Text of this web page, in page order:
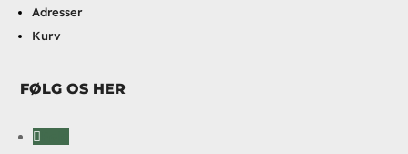
Adresser
Kurv
FØLG OS HER